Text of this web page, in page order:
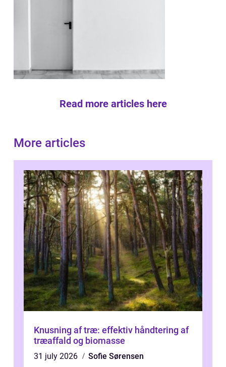
Read more articles here
More articles
Knusning af træ: effektiv håndtering af
træaffald og biomasse
31 july 2026
Sofie Sørensen